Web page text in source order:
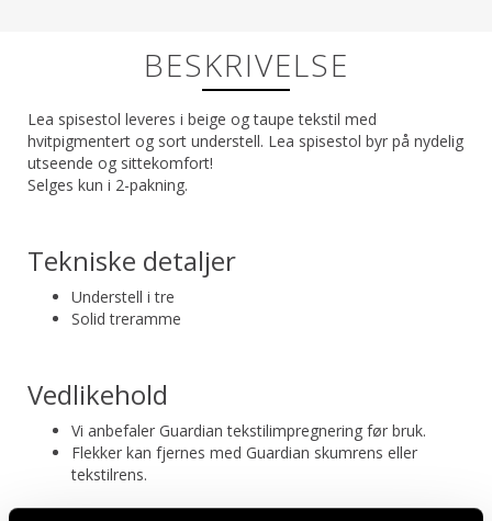
BESKRIVELSE
Lea spisestol leveres i beige og taupe tekstil med
hvitpigmentert og sort understell. Lea spisestol byr på nydelig
utseende og sittekomfort!
Selges kun i 2-pakning.
Tekniske detaljer
Understell i tre
Solid treramme
Vedlikehold
Vi anbefaler Guardian tekstilimpregnering før bruk.
Flekker kan fjernes med Guardian skumrens eller
tekstilrens.